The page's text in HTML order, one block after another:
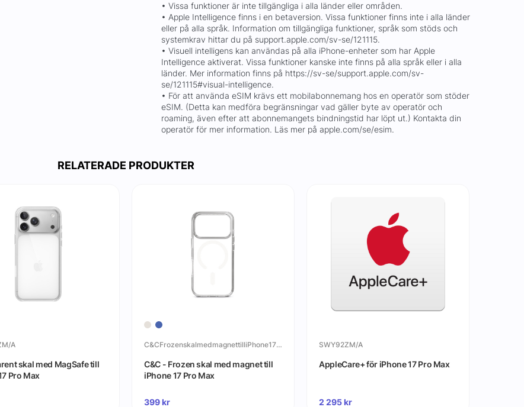
• Vissa funktioner är inte tillgängliga i alla länder eller områden.
• Apple Intelligence finns i en betaversion. Vissa funktioner finns inte i alla länder
eller på alla språk. Information om tillgängliga funktioner, språk som stöds och
systemkrav hittar du på support.apple.com/sv-se/121115.
• Visuell intelligens kan användas på alla iPhone-enheter som har Apple
Intelligence aktiverat. Vissa funktioner kanske inte finns på alla språk eller i alla
länder. Mer information finns på https://sv-se/support.apple.com/sv-
se/121115#visual-intelligence.
• För att använda eSIM krävs ett mobilabonnemang hos en operatör som stöder
eSIM. (Detta kan medföra begränsningar vad gäller byte av operatör och
roaming, även efter att abonnemangets bindningstid har löpt ut.) Kontakta din
operatör för mer information. Läs mer på apple.com/se/esim.
RELATERADE PRODUKTER
A
skal med MagSafe till
Pro Max
C&CFrozenskalmedmagnettilliPhone17ProMax
C&C - Frozen skal med magnet till
iPhone 17 Pro Max
399kr
SWY92ZM/A
AppleCare+ för iPhone 17 Pro Max
2 295kr